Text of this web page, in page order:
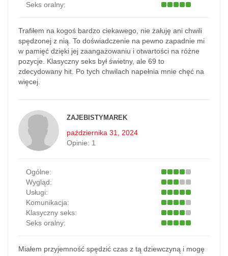
Seks oralny:
Trafiłem na kogoś bardzo ciekawego, nie żałuję ani chwili
spędzonej z nią. To doświadczenie na pewno zapadnie mi
w pamięć dzięki jej zaangażowaniu i otwartości na różne
pozycje. Klasyczny seks był świetny, ale 69 to
zdecydowany hit. Po tych chwilach napełnia mnie chęć na
więcej.
ZAJEBISTYMAREK
października 31, 2024
Opinie: 1
Ogólne:
Wygląd:
Usługi:
Komunikacja:
Klasyczny seks:
Seks oralny:
Miałem przyjemność spędzić czas z tą dziewczyną i mogę